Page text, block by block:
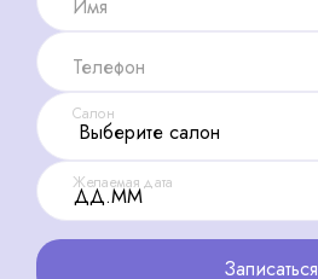
Имя
Телефон
Салон
Желаемая дата
Записаться